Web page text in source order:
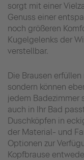
sorgt mit einer
Genuss einer
noch größeren
Kugelgelenks der
verstellbar.
Die Brausen
sondern können
jedem Badezimmer
auch in Ihr Bad
Duschköpfen in
der Material- und
Optionen zur
Kopfbrause